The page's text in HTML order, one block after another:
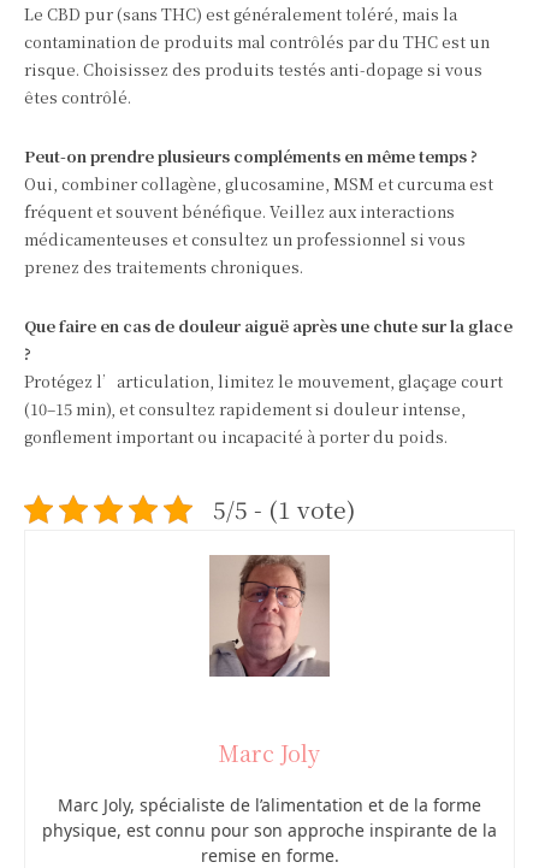
Le CBD pur (sans THC) est généralement toléré, mais la
contamination de produits mal contrôlés par du THC est un
risque. Choisissez des produits testés anti-dopage si vous
êtes contrôlé.
Peut-on prendre plusieurs compléments en même temps ?
Oui, combiner collagène, glucosamine, MSM et curcuma est
fréquent et souvent bénéfique. Veillez aux interactions
médicamenteuses et consultez un professionnel si vous
prenez des traitements chroniques.
Que faire en cas de douleur aiguë après une chute sur la glace
?
Protégez l’articulation, limitez le mouvement, glaçage court
(10–15 min), et consultez rapidement si douleur intense,
gonflement important ou incapacité à porter du poids.
5/5 - (1 vote)
Marc Joly
Marc Joly, spécialiste de l’alimentation et de la forme
physique, est connu pour son approche inspirante de la
remise en forme.